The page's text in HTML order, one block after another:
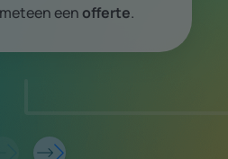
eenofferte.